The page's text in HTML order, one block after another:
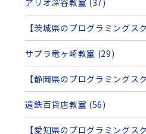
アリオ深谷教室 (37)
【茨城県のプログラミングス
サプラ竜ヶ崎教室 (29)
【静岡県のプログラミングス
遠鉄百貨店教室 (56)
【愛知県のプログラミングス